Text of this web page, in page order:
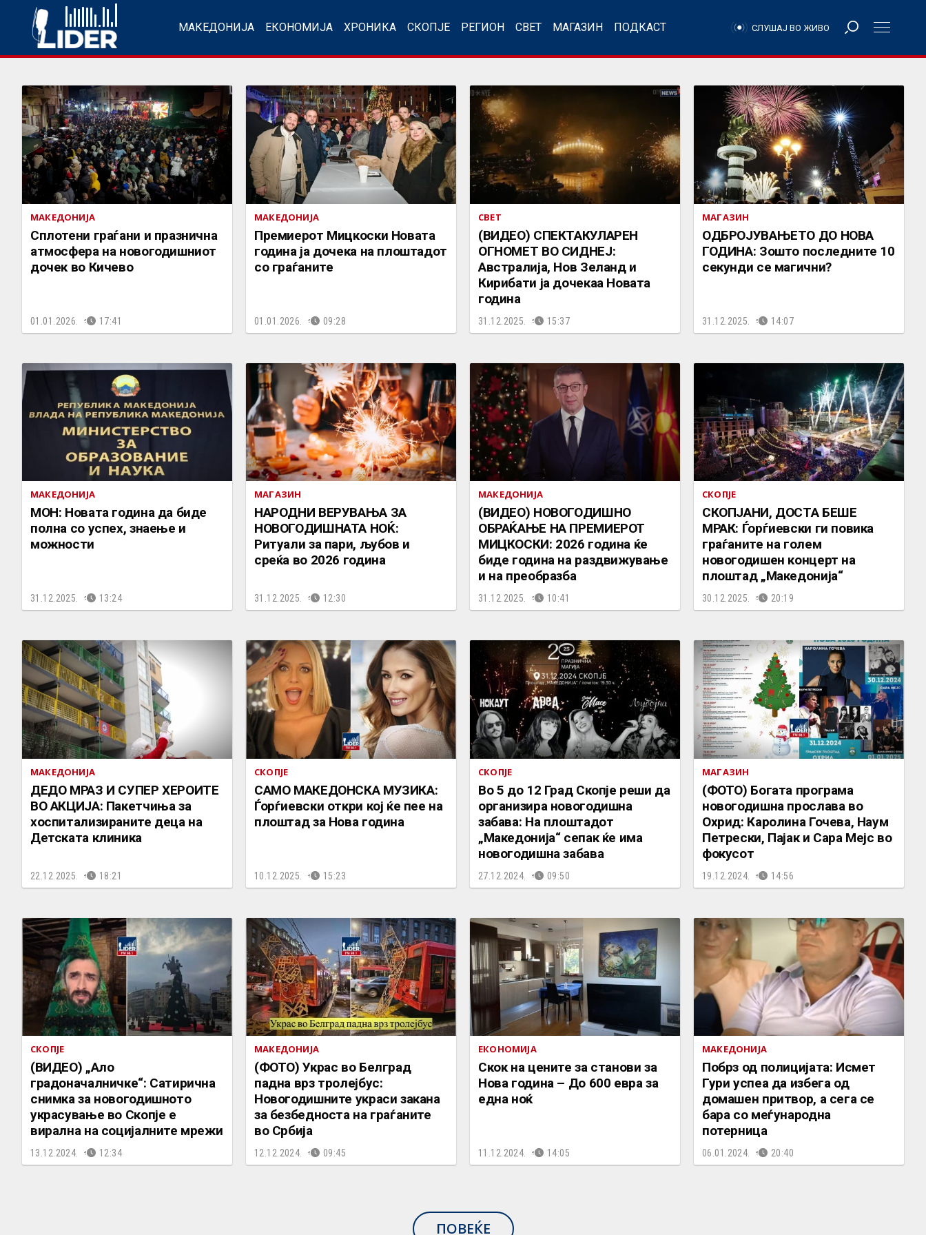
МАКЕДОНИЈА ЕКОНОМИЈА ХРОНИКА СКОПЈЕ РЕГИОН СВЕТ МАГАЗИН ПОДКАСТ СЛУШАЈ ВО ЖИВО
МАКЕДОНИЈА
Сплотени граѓани и празнична
атмосфера на новогодишниот
дочек во Кичево
01.01.2026. 17:41
МАКЕДОНИЈА
Премиерот Мицкоски Новата
година ја дочека на плоштадот
со граѓаните
01.01.2026. 09:28
СВЕТ
(ВИДЕО) СПЕКТАКУЛАРЕН
ОГНОМЕТ ВО СИДНЕЈ:
Австралија, Нов Зеланд и
Кирибати ја дочекаа Новата
година
31.12.2025. 15:37
МАГАЗИН
ОДБРОЈУВАЊЕТО ДО НОВА
ГОДИНА: Зошто последните 10
секунди се магични?
31.12.2025. 14:07
МАКЕДОНИЈА
МОН: Новата година да биде
полна со успех, знаење и
можности
31.12.2025. 13:24
МАГАЗИН
НАРОДНИ ВЕРУВАЊА ЗА
НОВОГОДИШНАТА НОЌ:
Ритуали за пари, љубов и
среќа во 2026 година
31.12.2025. 12:30
МАКЕДОНИЈА
(ВИДЕО) НОВОГОДИШНО
ОБРАЌАЊЕ НА ПРЕМИЕРОТ
МИЦКОСКИ: 2026 година ќе
биде година на раздвижување
и на преобразба
31.12.2025. 10:41
СКОПЈЕ
СКОПЈАНИ, ДОСТА БЕШЕ
МРАК: Ѓорѓиевски ги повика
граѓаните на голем
новогодишен концерт на
плоштад „Македонија“
30.12.2025. 20:19
МАКЕДОНИЈА
ДЕДО МРАЗ И СУПЕР ХЕРОИТЕ
ВО АКЦИЈА: Пакетчиња за
хоспитализираните деца на
Детската клиника
22.12.2025. 18:21
СКОПЈЕ
САМО МАКЕДОНСКА МУЗИКА:
Ѓорѓиевски откри кој ќе пее на
плоштад за Нова година
10.12.2025. 15:23
СКОПЈЕ
Во 5 до 12 Град Скопје реши да
организира новогодишна
забава: На плоштадот
„Македонија“ сепак ќе има
новогодишна забава
27.12.2024. 09:50
МАГАЗИН
(ФОТО) Богата програма
новогодишна прослава во
Охрид: Каролина Гочева, Наум
Петрески, Пајак и Сара Мејс во
фокусот
19.12.2024. 14:56
СКОПЈЕ
(ВИДЕО) „Ало
градоначалничке“: Сатирична
снимка за новогодишното
украсување во Скопје е
вирална на социјалните мрежи
13.12.2024. 12:34
МАКЕДОНИЈА
(ФОТО) Украс во Белград
падна врз тролејбус:
Новогодишните украси закана
за безбедноста на граѓаните
во Србија
12.12.2024. 09:45
ЕКОНОМИЈА
Скок на цените за станови за
Нова година – До 600 евра за
една ноќ
11.12.2024. 14:05
МАКЕДОНИЈА
Побрз од полицијата: Исмет
Гури успеа да избега од
домашен притвор, а сега се
бара со меѓународна
потерница
06.01.2024. 20:40
ПОВЕЌЕ